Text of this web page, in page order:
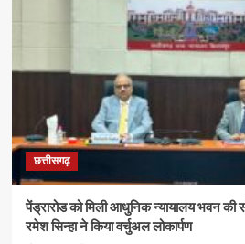
छत्तीसगढ़
पेंड्रारोड को मिली आधुनिक न्यायालय भवन की
रमेश सिन्हा ने किया वर्चुअल लोकार्पण